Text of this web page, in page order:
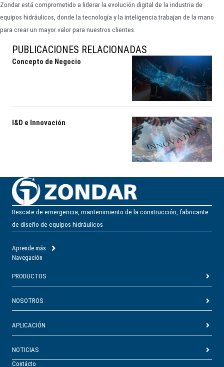
Zondar está comprometido a liderar la evolución digital de la industria de
equipos hidráulicos, donde la tecnología y la inteligencia trabajan de la mano
para crear un mayor valor para nuestros clientes.
PUBLICACIONES RELACIONADAS
Concepto de Negocio
I&D e Innovación
Rescate de emergencia, mantenimiento de la construcción, fabricante
de diseño de equipos hidráulicos
Aprende más
Navegación
PRODUCTOS
NOSOTROS
APLICACIÓN
NOTICIAS
Contácto